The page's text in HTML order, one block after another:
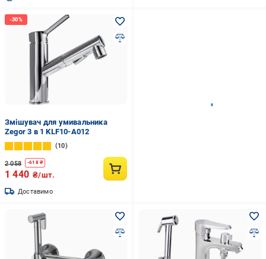
Змішувач для умивальника
Zegor 3 в 1 KLF10-A012
10
2 058 -618₴
1 440 ₴/шт.
Доставимо